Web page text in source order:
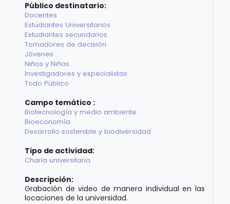
Público destinatario:
Docentes
Estudiantes Universitarios
Estudiantes secundarios
Tomadores de decisión
Jóvenes
Niños y Niñas
Investigadores y especialistas
Todo Público
Campo temático :
Biotecnología y medio ambiente
Bioeconomía
Desarrollo sostenible y biodiversidad
Tipo de actividad:
Charla universitaria
Descripción:
Grabación de video de manera individual en las
locaciones de la universidad.